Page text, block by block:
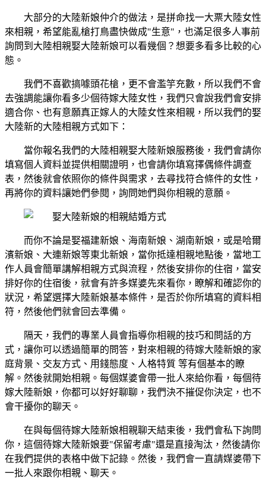
大部分的大陸新娘仲介的做法，是拼命找一大票大陸女性
來相親，希望能亂槍打鳥盡快做成"生意"，也滿足很多人事前
詢問到大陸相親娶大陸新娘可以看幾個？想要多看多比較的心
態。
我們不喜歡搞噱頭花槍，更不會濫竽充數，所以我們不會
去強調能讓你看多少個待嫁大陸女性，我們只會說我們會安排
適合你、也有意願真正嫁人的大陸女性來相親，所以我們的娶
大陸新的大陸相親方式如下：
當你報名我們的大陸相親娶大陸新娘服務後，我們會請你
填寫個人資料並提供相關證明，也會請你填寫擇偶條件調查
表，然後就會依照你的條件與需求，去尋找符合條件的女性，
再將你的資料讓她們參閱，詢問她們與你相親的意願。
而你不論是娶福建新娘、海南新娘、湖南新娘，或是哈爾
濱新娘、大連新娘等東北新娘，當你抵達相親地點後，當地工
作人員會簡單講解相親方式與流程，然後安排你的住宿，當安
排好你的住宿後，就會有許多媒婆先來看你，瞭解和確認你的
狀況，希望選擇大陸新娘基本條件，是否於你所填寫的資料相
符，然後他們就會回去準備。
隔天，我們的專業人員會指導你相親的技巧和問話的方
式，讓你可以透過簡單的問答，對來相親的待嫁大陸新娘的家
庭背景、交友方式、用錢態度、人格特質 等有個基本的瞭
解。然後就開始相親。每個媒婆會帶一批人來給你看，每個待
嫁大陸新娘，你都可以好好聊聊，我們決不摧促你決定，也不
會干擾你的聊天。
在與每個待嫁大陸新娘相親聊天結束後，我們會私下詢問
你，這個待嫁大陸新娘要"保留考慮"還是直接淘汰，然後請你
在我們提供的表格中做下記錄。然後，我們會一直請媒婆帶下
一批人來跟你相親、聊天。